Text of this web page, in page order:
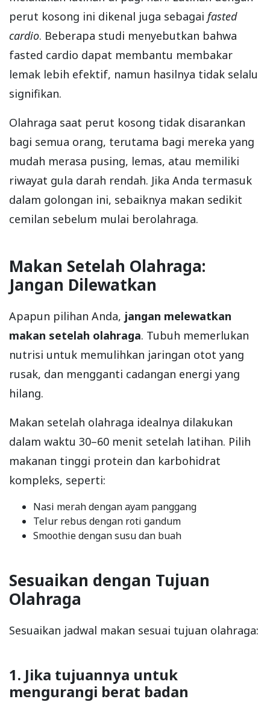
perut kosong ini dikenal juga sebagai fasted
cardio. Beberapa studi menyebutkan bahwa
fasted cardio dapat membantu membakar
lemak lebih efektif, namun hasilnya tidak selalu
signifikan.
Olahraga saat perut kosong tidak disarankan
bagi semua orang, terutama bagi mereka yang
mudah merasa pusing, lemas, atau memiliki
riwayat gula darah rendah. Jika Anda termasuk
dalam golongan ini, sebaiknya makan sedikit
cemilan sebelum mulai berolahraga.
Makan Setelah Olahraga:
Jangan Dilewatkan
Apapun pilihan Anda, jangan melewatkan
makan setelah olahraga. Tubuh memerlukan
nutrisi untuk memulihkan jaringan otot yang
rusak, dan mengganti cadangan energi yang
hilang.
Makan setelah olahraga idealnya dilakukan
dalam waktu 30–60 menit setelah latihan. Pilih
makanan tinggi protein dan karbohidrat
kompleks, seperti:
Nasi merah dengan ayam panggang
Telur rebus dengan roti gandum
Smoothie dengan susu dan buah
Sesuaikan dengan Tujuan
Olahraga
Sesuaikan jadwal makan sesuai tujuan olahraga:
1. Jika tujuannya untuk
mengurangi berat badan